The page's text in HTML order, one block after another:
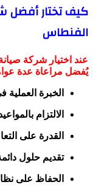
كيف تختار أفضل
الفنطاس
عند اختيار شركة
يُفضل مراعاة عدة
الخبرة العملية
الالتزام
القدرة على
تقديم حلول
الحفاظ على